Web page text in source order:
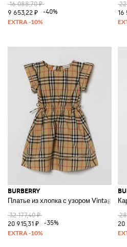
16 088,70 ₽
9 653,22 ₽
-40%
22
16
BURBERRY
Платье из хлопка с узором Vintage
32 177,40 ₽
20 915,31 ₽
-35%
20